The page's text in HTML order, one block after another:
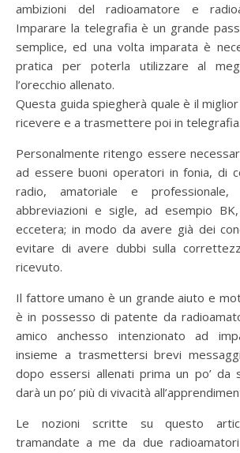
ambizioni del radioamatore e
Imparare la telegrafia è un grande
semplice, ed una volta imparata è
pratica per poterla utilizzare al
l’orecchio allenato.
Questa guida spiegherà quale è il
ricevere e a trasmettere poi in telegrafia.
Personalmente ritengo essere
ad essere buoni operatori in fonia, di
radio, amatoriale e
abbreviazioni e sigle, ad esempio
eccetera; in modo da avere già dei
evitare di avere dubbi sulla
ricevuto.
Il fattore umano è un grande aiuto e
è in possesso di patente da
amico anchesso intenzionato ad
insieme a trasmettersi brevi
dopo essersi allenati prima un po’ da
darà un po’ più di vivacità
Le nozioni scritte su questo
tramandate a me da due